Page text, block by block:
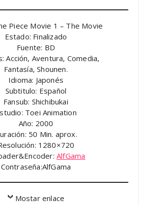
Piece Movie 1 – The Movie
Estado: Finalizado
Fuente: BD
Acción, Aventura, Comedia,
Fantasía, Shounen.
Idioma: Japonés
Subtitulo: Español
Fansub: Shichibukai
Toei Animation
Año: 2000
50 Min. aprox.
1280×720
AlfGama
Contraseña:AlfGama
Mostar enlace